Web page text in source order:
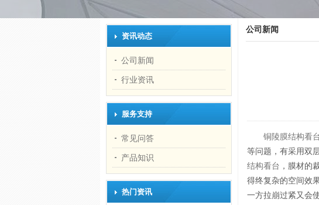
资讯动态
公司新闻
行业资讯
服务支持
常见问答
产品知识
热门资讯
公司新闻
铜陵膜结构看
等问题，有采用双
结构看台 ，膜材的
得终复杂的空间效
一方拉崩过紧又会